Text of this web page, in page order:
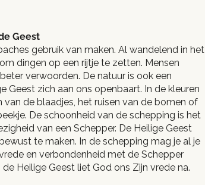
Geest
gebruik van maken. Al wandelend in het
dingen op een rijtje te zetten. Mensen
verwoorden. De natuur is ook een
Geest zich aan ons openbaart. In de kleuren
de blaadjes, het ruisen van de bomen of
De schoonheid van de schepping is het
van een Schepper. De Heilige Geest
te maken. In de schepping mag je al je
en verbondenheid met de Schepper
Heilige Geest liet God ons Zijn vrede na.